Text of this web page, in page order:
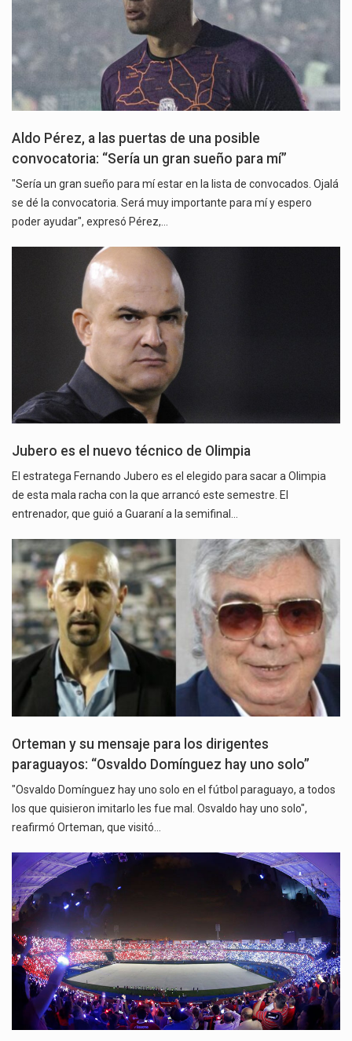
Aldo Pérez, a las puertas de una posible
convocatoria: “Sería un gran sueño para mí”
"Sería un gran sueño para mí estar en la lista de convocados. Ojalá
se dé la convocatoria. Será muy importante para mí y espero
poder ayudar", expresó Pérez,…
Jubero es el nuevo técnico de Olimpia
El estratega Fernando Jubero es el elegido para sacar a Olimpia
de esta mala racha con la que arrancó este semestre. El
entrenador, que guió a Guaraní a la semifinal…
Orteman y su mensaje para los dirigentes
paraguayos: “Osvaldo Domínguez hay uno solo”
"Osvaldo Domínguez hay uno solo en el fútbol paraguayo, a todos
los que quisieron imitarlo les fue mal. Osvaldo hay uno solo",
reafirmó Orteman, que visitó…